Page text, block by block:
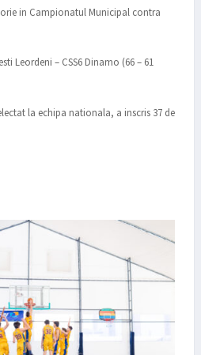
in Campionatul Municipal contra
Leordeni – CSS6 Dinamo (66 – 61
la echipa nationala, a inscris 37 de